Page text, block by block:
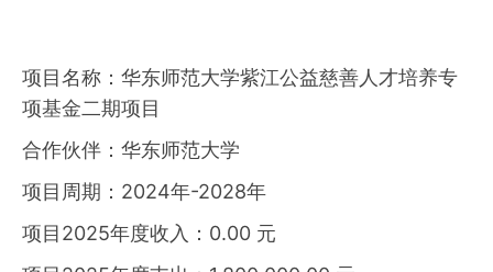
项目名称：华东师范大学紫江公益慈善人才培养专
项基金二期项目
合作伙伴：华东师范大学
项目周期：2024年-2028年
项目2025年度收入：0.00 元